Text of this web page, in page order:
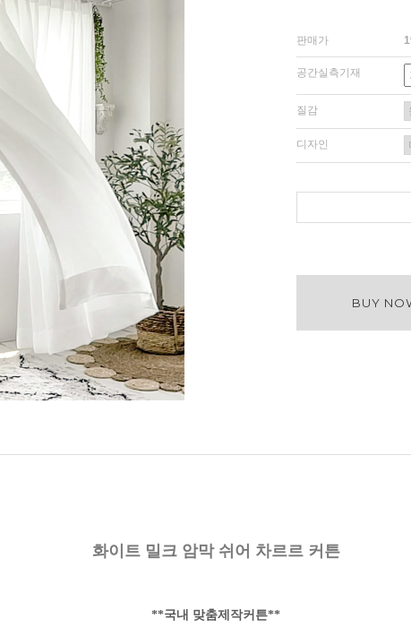
판매가
공간실측기재
질감
디자인
BUY
화이트 밀크 암막 쉬어 차르르 커튼
**국내 맞춤제작커튼**